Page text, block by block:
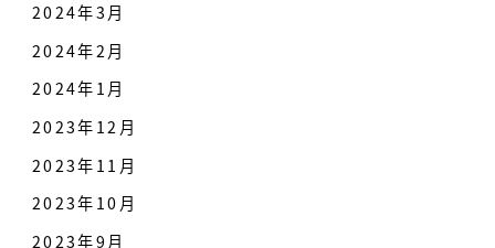
2024年3月
2024年2月
2024年1月
2023年12月
2023年11月
2023年10月
2023年9月